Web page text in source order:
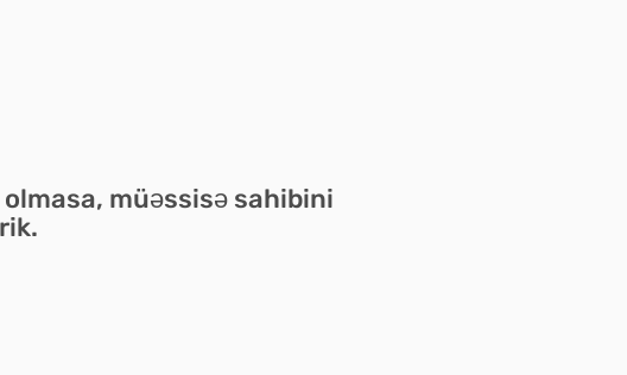
müəssisə sahibini